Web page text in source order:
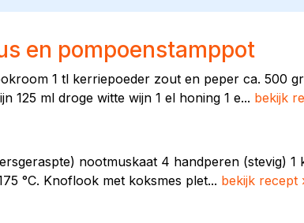
en pompoenstamppot
1 tl kerriepoeder zout en peper ca. 500
125 ml droge witte wijn 1 el honing 1 e... bekijk
nootmuskaat 4 handperen (stevig) 1
°C. Knoflook met koksmes plet... bekijk recept